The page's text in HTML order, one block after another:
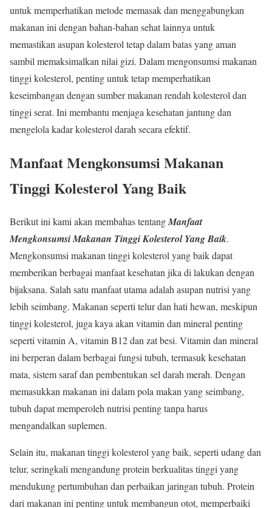
untuk memperhatikan metode memasak dan menggabungkan
makanan ini dengan bahan-bahan sehat lainnya untuk
memastikan asupan kolesterol tetap dalam batas yang aman
sambil memaksimalkan nilai gizi. Dalam mengonsumsi makanan
tinggi kolesterol, penting untuk tetap memperhatikan
keseimbangan dengan sumber makanan rendah kolesterol dan
tinggi serat. Ini membantu menjaga kesehatan jantung dan
mengelola kadar kolesterol darah secara efektif.
Manfaat Mengkonsumsi Makanan
Tinggi Kolesterol Yang Baik
Berikut ini kami akan membahas tentangManfaat
Mengkonsumsi Makanan Tinggi Kolesterol Yang Baik.
Mengkonsumsi makanan tinggi kolesterol yang baik dapat
memberikan berbagai manfaat kesehatan jika di lakukan dengan
bijaksana. Salah satu manfaat utama adalah asupan nutrisi yang
lebih seimbang. Makanan seperti telur dan hati hewan, meskipun
tinggi kolesterol, juga kaya akan vitamin dan mineral penting
seperti vitamin A, vitamin B12 dan zat besi. Vitamin dan mineral
ini berperan dalam berbagai fungsi tubuh, termasuk kesehatan
mata, sistem saraf dan pembentukan sel darah merah. Dengan
memasukkan makanan ini dalam pola makan yang seimbang,
tubuh dapat memperoleh nutrisi penting tanpa harus
mengandalkan suplemen.
Selain itu, makanan tinggi kolesterol yang baik, seperti udang dan
telur, seringkali mengandung protein berkualitas tinggi yang
mendukung pertumbuhan dan perbaikan jaringan tubuh. Protein
dari makanan ini penting untuk membangun otot, memperbaiki